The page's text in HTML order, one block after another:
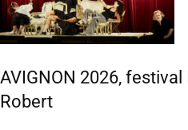
AVIGNON 2026,
Robert